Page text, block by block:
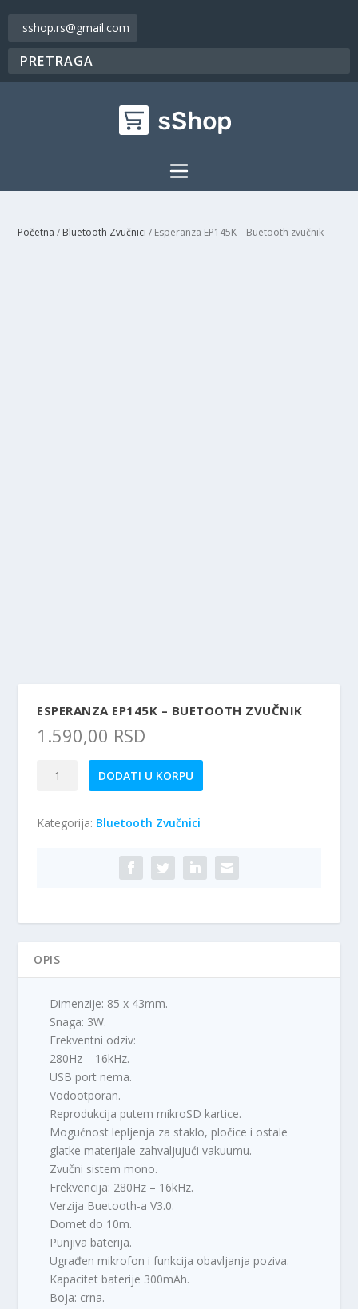
sshop.rs@gmail.com
Početna / Bluetooth Zvučnici / Esperanza EP145K – Buetooth zvučnik
ESPERANZA EP145K – BUETOOTH ZVUČNIK
1.590,00 RSD
Esperanza
Buetooth
DODATI U KORPU
Kategorija: Bluetooth Zvučnici
OPIS
Dimenzije: 85 x 43mm.
Snaga: 3W.
Frekventni odziv:
280Hz – 16kHz.
USB port nema.
Vodootporan.
Reprodukcija putem mikroSD kartice.
Mogućnost lepljenja za staklo, pločice i ostale
glatke materijale zahvaljujući vakuumu.
Zvučni sistem mono.
Frekvencija: 280Hz – 16kHz.
Verzija Buetooth-a V3.0.
Domet do 10m.
Punjiva baterija.
Ugrađen mikrofon i funkcija obavljanja poziva.
Kapacitet baterije 300mAh.
Boja: crna.